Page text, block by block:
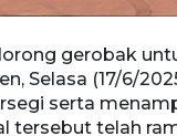
gerobak
Selasa (17/6/
serta
tersebut telah